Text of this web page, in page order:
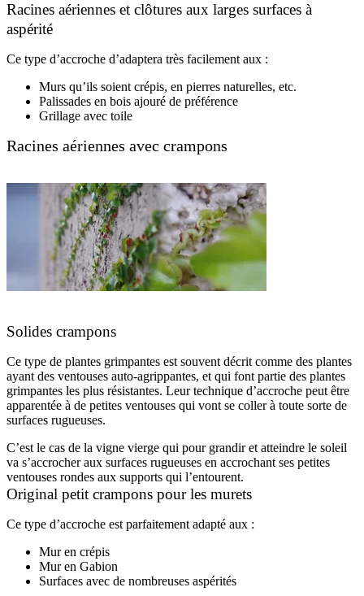
Racines aériennes et clôtures aux larges surfaces à
aspérité
Ce type d’accroche d’adaptera très facilement aux :
Murs qu’ils soient crépis, en pierres naturelles, etc.
Palissades en bois ajouré de préférence
Grillage avec toile
Racines aériennes avec crampons
Solides crampons
Ce type de plantes grimpantes est souvent décrit comme des plantes
ayant des ventouses auto-agrippantes, et qui font partie des plantes
grimpantes les plus résistantes. Leur technique d’accroche peut être
apparentée à de petites ventouses qui vont se coller à toute sorte de
surfaces rugueuses.
C’est le cas de la vigne vierge qui pour grandir et atteindre le soleil
va s’accrocher aux surfaces rugueuses en accrochant ses petites
ventouses rondes aux supports qui l’entourent.
Original petit crampons pour les murets
Ce type d’accroche est parfaitement adapté aux :
Mur en crépis
Mur en Gabion
Surfaces avec de nombreuses aspérités